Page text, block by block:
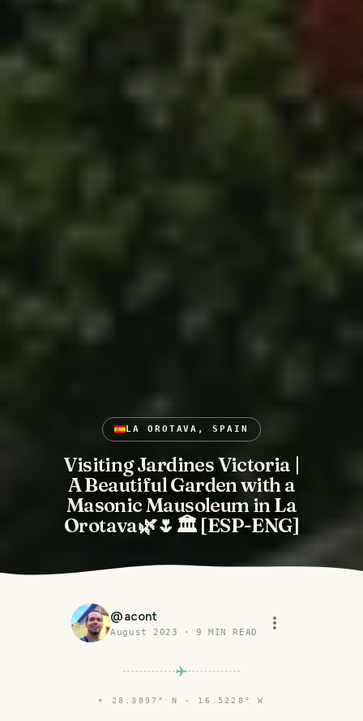
LA OROTAVA, SPAIN
Visiting Jardines Victoria |
A Beautiful Garden with a
Masonic Mausoleum in La
Orotava🌿🌷🏛️ [ESP-ENG]
@acont
August 2023 ·9 MIN READ
⌖ 28.3897° N · 16.5228° W